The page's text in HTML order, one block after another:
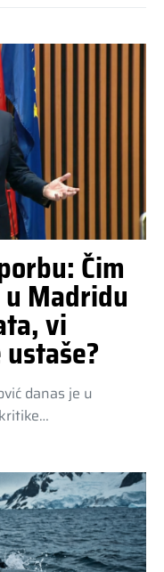
Čim
Madridu
vi
danas je u